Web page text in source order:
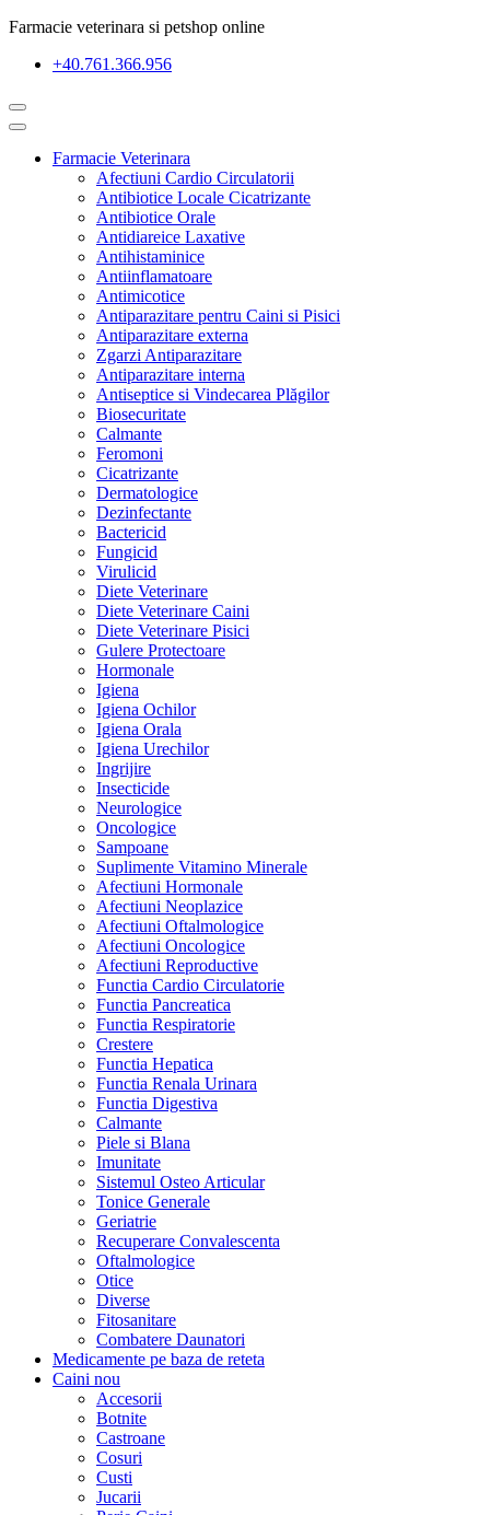
Farmacie veterinara si petshop online
+40.761.366.956
Farmacie Veterinara
Afectiuni Cardio Circulatorii
Antibiotice Locale Cicatrizante
Antibiotice Orale
Antidiareice Laxative
Antihistaminice
Antiinflamatoare
Antimicotice
Antiparazitare pentru Caini si Pisici
Antiparazitare externa
Zgarzi Antiparazitare
Antiparazitare interna
Antiseptice si Vindecarea Plăgilor
Biosecuritate
Calmante
Feromoni
Cicatrizante
Dermatologice
Dezinfectante
Bactericid
Fungicid
Virulicid
Diete Veterinare
Diete Veterinare Caini
Diete Veterinare Pisici
Gulere Protectoare
Hormonale
Igiena
Igiena Ochilor
Igiena Orala
Igiena Urechilor
Ingrijire
Insecticide
Neurologice
Oncologice
Sampoane
Suplimente Vitamino Minerale
Afectiuni Hormonale
Afectiuni Neoplazice
Afectiuni Oftalmologice
Afectiuni Oncologice
Afectiuni Reproductive
Functia Cardio Circulatorie
Functia Pancreatica
Functia Respiratorie
Crestere
Functia Hepatica
Functia Renala Urinara
Functia Digestiva
Calmante
Piele si Blana
Imunitate
Sistemul Osteo Articular
Tonice Generale
Geriatrie
Recuperare Convalescenta
Oftalmologice
Otice
Diverse
Fitosanitare
Combatere Daunatori
Medicamente pe baza de reteta
Caini nou
Accesorii
Botnite
Castroane
Cosuri
Custi
Jucarii